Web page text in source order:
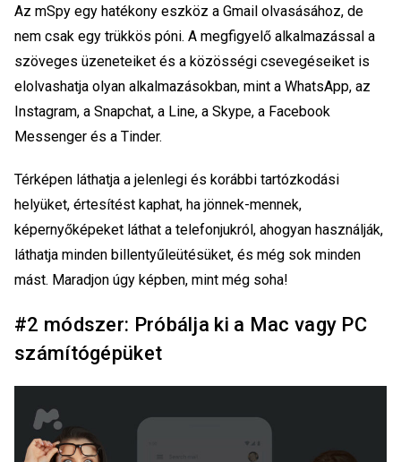
Az mSpy egy hatékony eszköz a Gmail olvasásához, de
nem csak egy trükkös póni. A megfigyelő alkalmazással a
szöveges üzeneteiket és a közösségi csevegéseiket is
elolvashatja olyan alkalmazásokban, mint a WhatsApp, az
Instagram, a Snapchat, a Line, a Skype, a Facebook
Messenger és a Tinder.
Térképen láthatja a jelenlegi és korábbi tartózkodási
helyüket, értesítést kaphat, ha jönnek-mennek,
képernyőképeket láthat a telefonjukról, ahogyan használják,
láthatja minden billentyűleütésüket, és még sok minden
mást. Maradjon úgy képben, mint még soha!
#2 módszer: Próbálja ki a Mac vagy PC
számítógépüket